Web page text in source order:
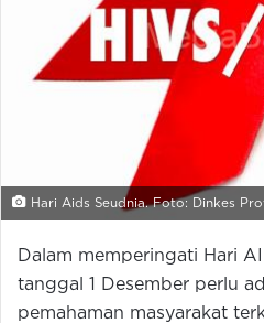
Hari Aids Seudnia. Foto: Dinkes
Dalam memperingati Hari
tanggal 1 Desember perlu
pemahaman masyarakat